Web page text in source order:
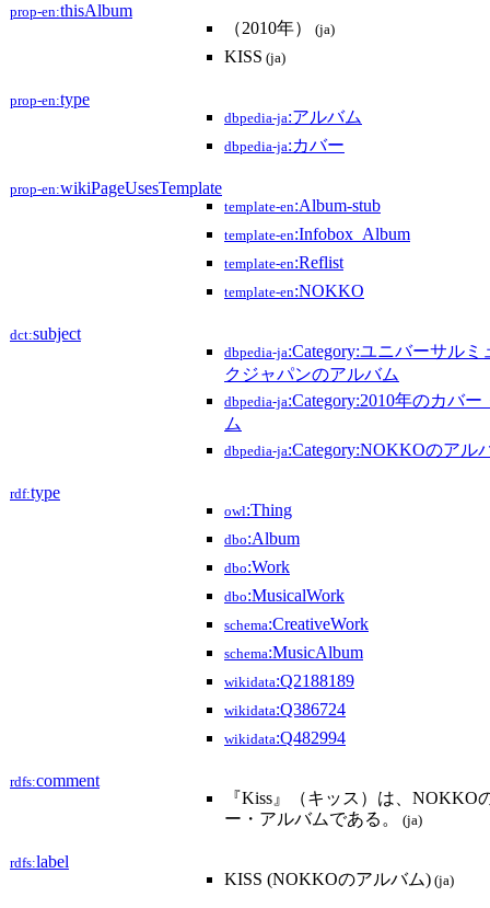
prop-en:thisAlbum
（2010年）
(ja)
KISS (ja)
prop-en:type
dbpedia-ja:アルバム
dbpedia-ja:カバー
prop-en:wikiPageUsesTemplate
template-en:Album-stub
template-en:Infobox_Album
template-en:Reflist
template-en:NOKKO
dct:subject
dbpedia-ja:Category:ユニバーサルミ
クジャパンのアルバム
dbpedia-ja:Category:2010年のカバ
ム
dbpedia-ja:Category:NOKKOのアル
rdf:type
owl:Thing
dbo:Album
dbo:Work
dbo:MusicalWork
schema:CreativeWork
schema:MusicAlbum
wikidata:Q2188189
wikidata:Q386724
wikidata:Q482994
rdfs:comment
『Kiss』（キッス）は、NOKKO
ー・アルバムである。
(ja)
rdfs:label
KISS (NOKKOのアルバム) (ja)